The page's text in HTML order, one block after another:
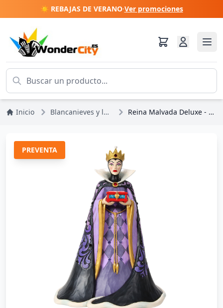
☀️ REBAJAS DE VERANO·Ver promociones
Inicio Blancanieves y los 7 enanitos Reina Malvada Deluxe - Disney Traditions
PREVENTA